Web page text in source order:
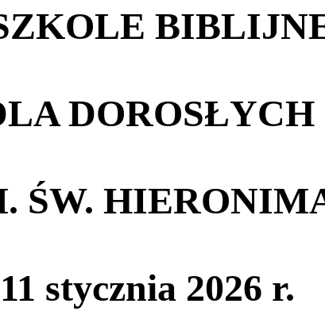
DOROSŁYCH
ŚW.
11 stycznia 2026 r.